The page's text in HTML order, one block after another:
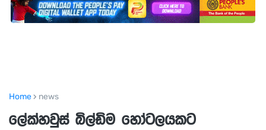
Home news
ලේක්හවුස් බිල්ඩිම හෝටලයකට